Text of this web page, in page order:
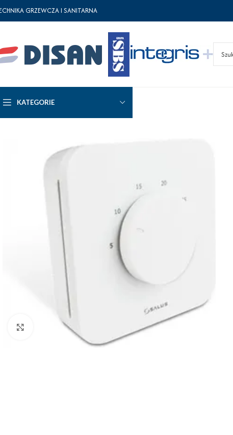
GRZEWCZA I SANITARNA
KATEGORIE